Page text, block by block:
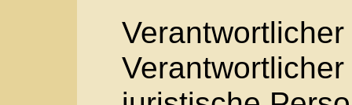
Empfänger ist eine
Person, Behörde,
Stelle, der